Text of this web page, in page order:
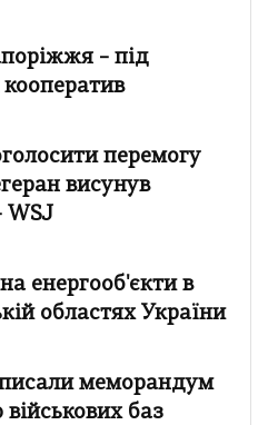
– під
перемогу
висунув
WSJ
енергооб'єкти в
областях України
меморандум
баз